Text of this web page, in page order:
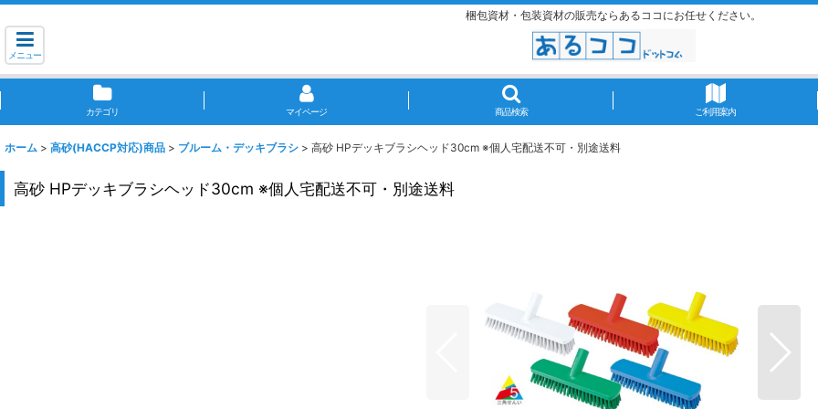
梱包資材・包装資材の販売ならあるココにお任せください。
メニュー
カテゴリ マイページ 商品検索 ご利用案内
ホーム > 高砂(HACCP対応)商品 > ブルーム・デッキブラシ > 高砂 HPデッキブラシヘッド30cm ※個人宅配送不可・別途送料
高砂 HPデッキブラシヘッド30cm ※個人宅配送不可・別途送料